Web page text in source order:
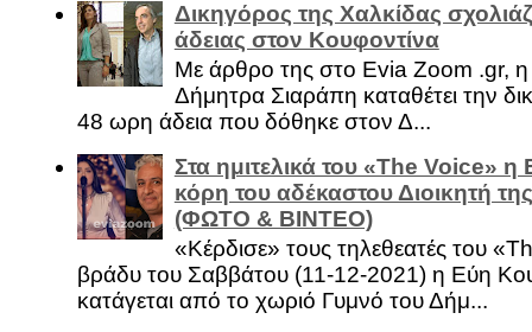
Δικηγόρος της Χαλκίδας
άδειας στον Κουφοντίνα
Με άρθρο της στο Evia Zoom .gr,
Δήμητρα Σιαράπη καταθέτει την
48 ωρη άδεια που δόθηκε στον Δ...
Στα ημιτελικά του «The Voice»
κόρη του αδέκαστου Διοικητή
(ΦΩΤΟ & ΒΙΝΤΕΟ)
«Κέρδισε» τους τηλεθεατές του
βράδυ του Σαββάτου (11-12-2021) η Εύη
κατάγεται από το χωριό Γυμνό του Δήμ...